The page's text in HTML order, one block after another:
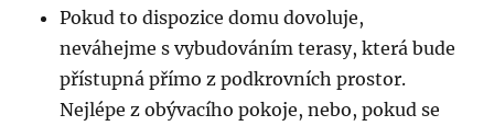
Pokud to dispozice domu dovoluje,
neváhejme s vybudováním terasy, která bude
přístupná přímo z podkrovních prostor.
Nejlépe z obývacího pokoje, nebo, pokud se